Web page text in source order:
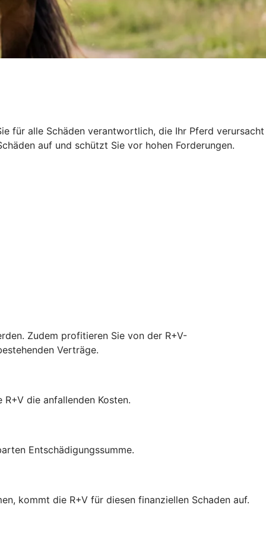
für alle Schäden verantwortlich, die Ihr Pferd verursacht
auf und schützt Sie vor hohen Forderungen.
Zudem profitieren Sie von der R+V-
Verträge.
die anfallenden Kosten.
Entschädigungssumme.
kommt die R+V für diesen finanziellen Schaden auf.